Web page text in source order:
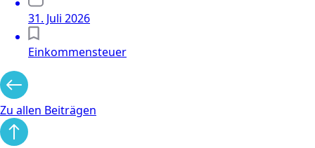
31. Juli 2026
Einkommensteuer
Zu allen Beiträgen